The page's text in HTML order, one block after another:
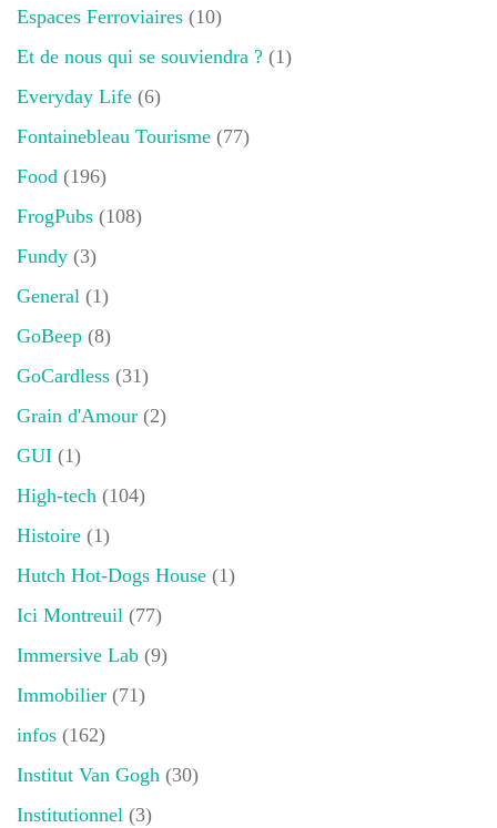
Espaces Ferroviaires (10)
Et de nous qui se souviendra ? (1)
Everyday Life (6)
Fontainebleau Tourisme (77)
Food (196)
FrogPubs (108)
Fundy (3)
General (1)
GoBeep (8)
GoCardless (31)
Grain d'Amour (2)
GUI (1)
High-tech (104)
Histoire (1)
Hutch Hot-Dogs House (1)
Ici Montreuil (77)
Immersive Lab (9)
Immobilier (71)
infos (162)
Institut Van Gogh (30)
Institutionnel (3)